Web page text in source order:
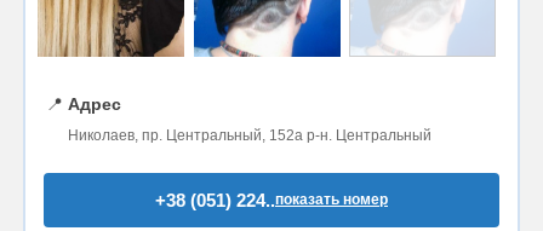
📍 Адрес
Николаев, пр. Центральный, 152а р-н. Центральный
+38 (051) 224..показать номер